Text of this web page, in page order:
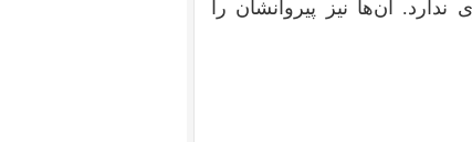
آن‌ها نیز پیروانشان را